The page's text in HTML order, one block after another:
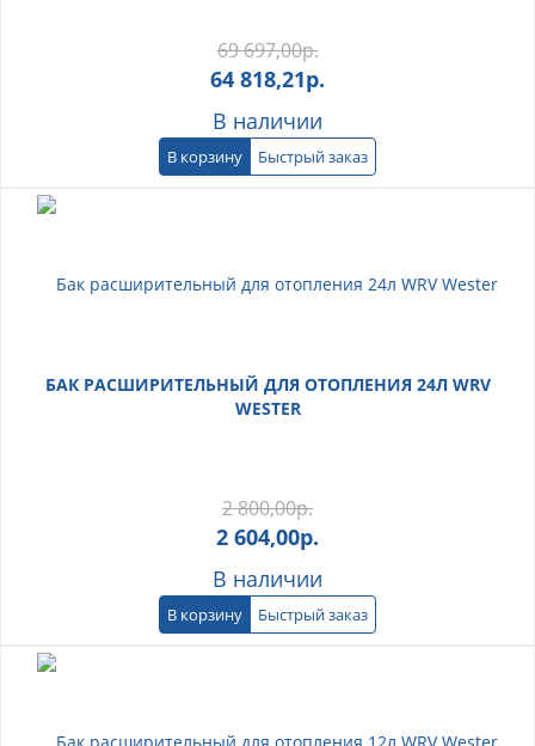
69 697,00р.
64 818,21р.
В наличии
В корзину Быстрый заказ
БАК РАСШИРИТЕЛЬНЫЙ ДЛЯ ОТОПЛЕНИЯ 24Л WRV
WESTER
2 800,00р.
2 604,00р.
В наличии
В корзину Быстрый заказ